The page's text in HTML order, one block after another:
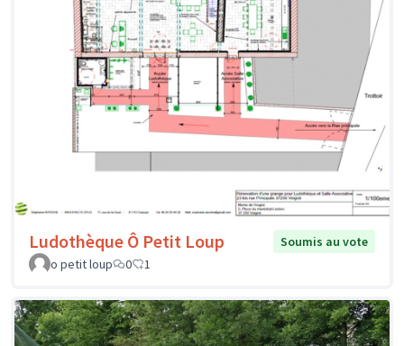
Ludothèque Ô Petit Loup
Soumis au vote
o petit loup
0 1